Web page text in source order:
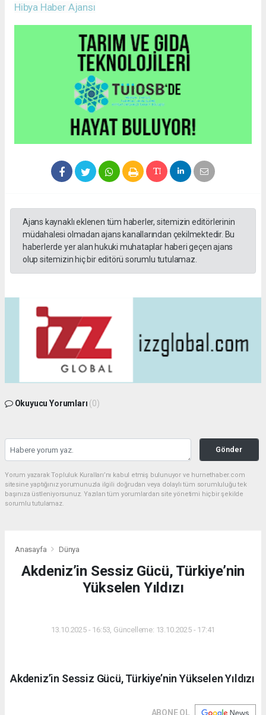
Hibya Haber Ajansı
Ajans kaynaklı eklenen tüm haberler, sitemizin editörlerinin
müdahalesi olmadan ajans kanallarından çekilmektedir. Bu
haberlerde yer alan hukuki muhataplar haberi geçen ajans
olup sitemizin hiç bir editörü sorumlu tutulamaz.
Okuyucu Yorumları (0)
Gönder
Yorum yazarak Topluluk Kuralları’nı kabul etmiş bulunuyor ve hurnethaber.com
sitesine yaptığınız yorumunuzla ilgili doğrudan veya dolaylı tüm sorumluluğu tek
başınıza üstleniyorsunuz. Yazılan tüm yorumlardan site yönetimi hiçbir şekilde
sorumlu tutulamaz.
Anasayfa Dünya
Akdeniz’in Sessiz Gücü, Türkiye’nin
Yükselen Yıldızı
13.10.2025 - 16:53, Güncelleme: 13.10.2025 - 17:41
Akdeniz’in Sessiz Gücü, Türkiye’nin Yükselen Yıldızı
ABONE OL